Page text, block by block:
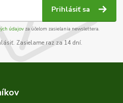
Prihlásiť sa
údajov za účelom zasielania newslettera.
Zasielame raz za 14 dní.